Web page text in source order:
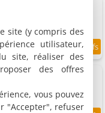
Stary Rynek
de bains
site (y compris des
utilisateur,
site, réaliser des
des offres
vous pouvez
"Accepter", refuser